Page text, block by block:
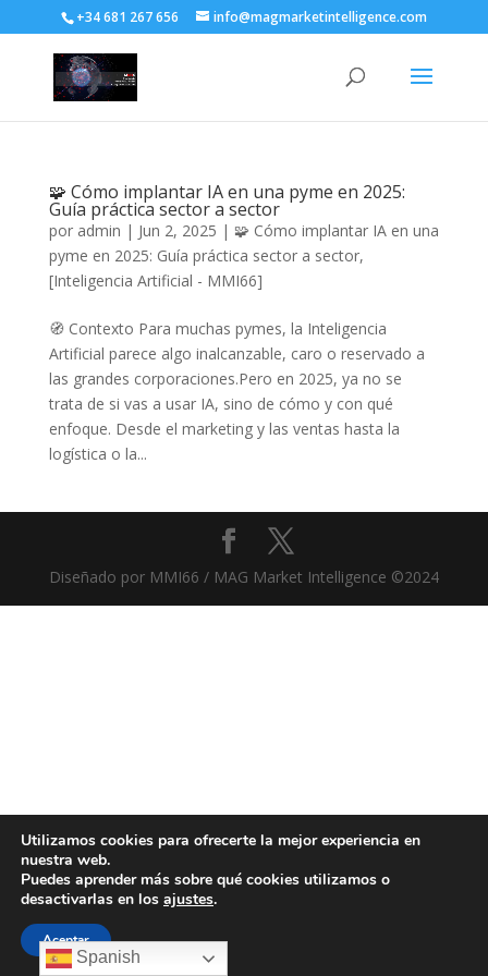
+34 681 267 656 info@magmarketintelligence.com
🧩 Cómo implantar IA en una pyme en 2025:
Guía práctica sector a sector
por admin | Jun 2, 2025 | 🧩 Cómo implantar IA en una
pyme en 2025: Guía práctica sector a sector,
[Inteligencia Artificial - MMI66]
🧭 Contexto Para muchas pymes, la Inteligencia
Artificial parece algo inalcanzable, caro o reservado a
las grandes corporaciones.Pero en 2025, ya no se
trata de si vas a usar IA, sino de cómo y con qué
enfoque. Desde el marketing y las ventas hasta la
logística o la...
Diseñado por MMI66 / MAG Market Intelligence ©2024
Spanish
Utilizamos cookies para ofrecerte la mejor experiencia en
nuestra web.
Puedes aprender más sobre qué cookies utilizamos o
desactivarlas en los ajustes.
Aceptar